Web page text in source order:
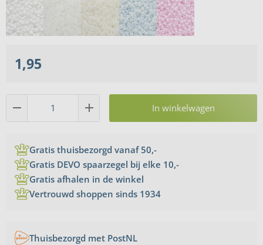
1,95
In winkelwagen
Gratis thuisbezorgd vanaf 50,-
Gratis DEVO spaarzegel bij elke 10,-
Gratis afhalen in de winkel
Vertrouwd shoppen sinds 1934
Thuisbezorgd met PostNL